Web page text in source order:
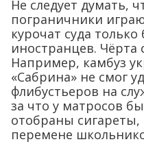
Не следует думать,
пограничники
курочат суда
иностранцев. Чёрта
Например, камбуз
«Сабрина» не смог
флибустьеров на
за что у матросов
отобраны сигареты,
перемене